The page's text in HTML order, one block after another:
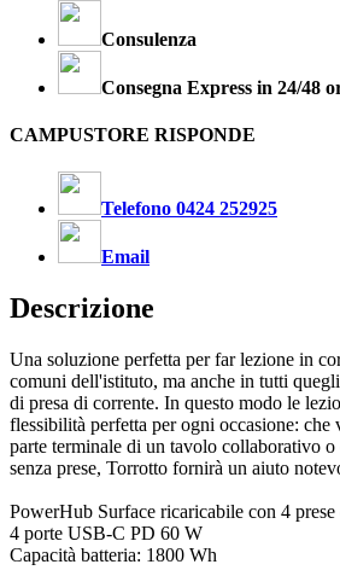
Consulenza
Consegna Express in 24/48
CAMPUSTORE RISPONDE
Telefono 0424 252925
Email
Descrizione
Una soluzione perfetta per far lezione in
comuni dell'istituto, ma anche in tutti
di presa di corrente. In questo modo le
flessibilità perfetta per ogni occasione: che
parte terminale di un tavolo collaborativo
senza prese, Torrotto fornirà un aiuto
PowerHub Surface ricaricabile con 4
4 porte USB-C PD 60 W
Capacità batteria: 1800 Wh